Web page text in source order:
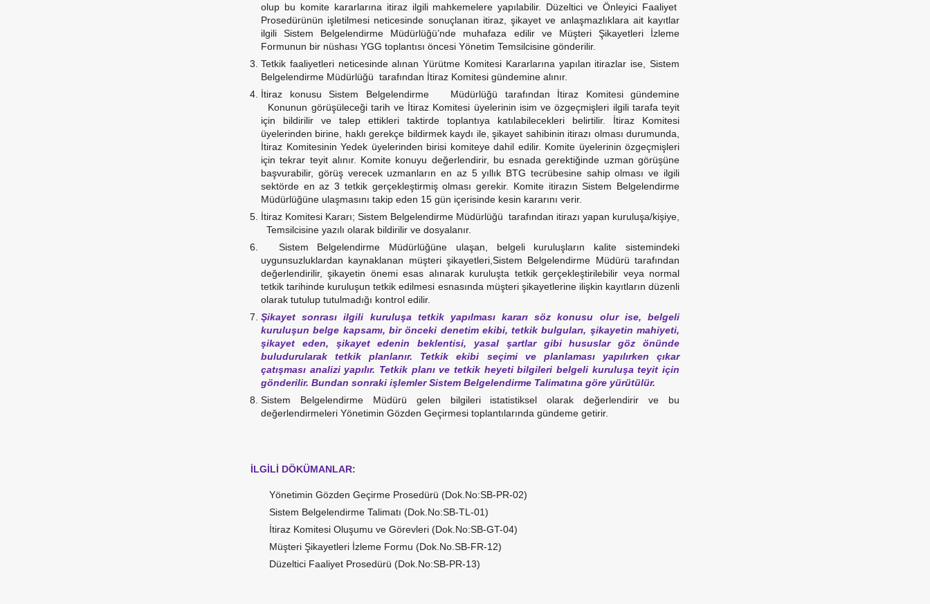
olup bu komite kararlarına itiraz ilgili mahkemelere yapılabilir. Düzeltici ve Önleyici Faaliyet
Prosedürünün işletilmesi neticesinde sonuçlanan itiraz, şikayet ve anlaşmazlıklara ait kayıtlar
ilgili Sistem Belgelendirme Müdürlüğü’nde muhafaza edilir ve Müşteri Şikayetleri İzleme
Formunun bir nüshası YGG toplantısı öncesi Yönetim Temsilcisine gönderilir.
Tetkik faaliyetleri neticesinde alınan Yürütme Komitesi Kararlarına yapılan itirazlar ise, Sistem
Belgelendirme Müdürlüğü tarafından İtiraz Komitesi gündemine alınır.
İtiraz konusu Sistem Belgelendirme Müdürlüğü tarafından İtiraz Komitesi gündemine
Konunun görüşüleceği tarih ve İtiraz Komitesi üyelerinin isim ve özgeçmişleri ilgili tarafa teyit
için bildirilir ve talep ettikleri taktirde toplantıya katılabilecekleri belirtilir. İtiraz Komitesi
üyelerinden birine, haklı gerekçe bildirmek kaydı ile, şikayet sahibinin itirazı olması durumunda,
İtiraz Komitesinin Yedek üyelerinden birisi komiteye dahil edilir. Komite üyelerinin özgeçmişleri
için tekrar teyit alınır. Komite konuyu değerlendirir, bu esnada gerektiğinde uzman görüşüne
başvurabilir, görüş verecek uzmanların en az 5 yıllık BTG tecrübesine sahip olması ve ilgili
sektörde en az 3 tetkik gerçekleştirmiş olması gerekir. Komite itirazın Sistem Belgelendirme
Müdürlüğüne ulaşmasını takip eden 15 gün içerisinde kesin kararını verir.
İtiraz Komitesi Kararı; Sistem Belgelendirme Müdürlüğü tarafından itirazı yapan kuruluşa/kişiye,
Temsilcisine yazılı olarak bildirilir ve dosyalanır.
Sistem Belgelendirme Müdürlüğüne ulaşan, belgeli kuruluşların kalite sistemindeki
uygunsuzluklardan kaynaklanan müşteri şikayetleri,Sistem Belgelendirme Müdürü tarafından
değerlendirilir, şikayetin önemi esas alınarak kuruluşta tetkik gerçekleştirilebilir veya normal
tetkik tarihinde kuruluşun tetkik edilmesi esnasında müşteri şikayetlerine ilişkin kayıtların düzenli
olarak tutulup tutulmadığı kontrol edilir.
Şikayet sonrası ilgili kuruluşa tetkik yapılması kararı söz konusu olur ise, belgeli
kuruluşun belge kapsamı, bir önceki denetim ekibi, tetkik bulguları, şikayetin mahiyeti,
şikayet eden, şikayet edenin beklentisi, yasal şartlar gibi hususlar göz önünde
buludurularak tetkik planlanır. Tetkik ekibi seçimi ve planlaması yapılırken çıkar
çatışması analizi yapılır. Tetkik planı ve tetkik heyeti bilgileri belgeli kuruluşa teyit için
gönderilir. Bundan sonraki işlemler Sistem Belgelendirme Talimatına göre yürütülür.
Sistem Belgelendirme Müdürü gelen bilgileri istatistiksel olarak değerlendirir ve bu
değerlendirmeleri Yönetimin Gözden Geçirmesi toplantılarında gündeme getirir.
İLGİLİ DÖKÜMANLAR:
Yönetimin Gözden Geçirme Prosedürü (Dok.No:SB-PR-02)
Sistem Belgelendirme Talimatı (Dok.No:SB-TL-01)
İtiraz Komitesi Oluşumu ve Görevleri (Dok.No:SB-GT-04)
Müşteri Şikayetleri İzleme Formu (Dok.No.SB-FR-12)
Düzeltici Faaliyet Prosedürü (Dok.No:SB-PR-13)